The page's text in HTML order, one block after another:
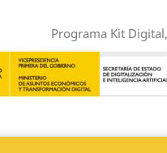
Programa Kit